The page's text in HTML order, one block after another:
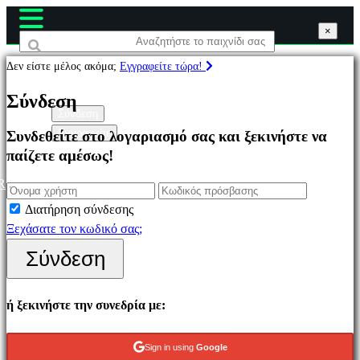
Παιχνίδια
Επιλεγμένο
Νέα
παιχνίδια
Παιχνίδια
παίξετε
δωρεάν
Σύνδεση
Εγγραφείτε
×
Δεν είστε μέλος ακόμα; Εγγραφείτε τώρα!
Σύνδεση
Συνδεθείτε στο λογαριασμό σας και ξεκινήστε να
παίζετε αμέσως!
Διατήρηση σύνδεσης
Ξεχάσατε τον κωδικό σας;
Σύνδεση
ή ξεκινήστε την συνεδρία με:
Sign in using Google
×
×